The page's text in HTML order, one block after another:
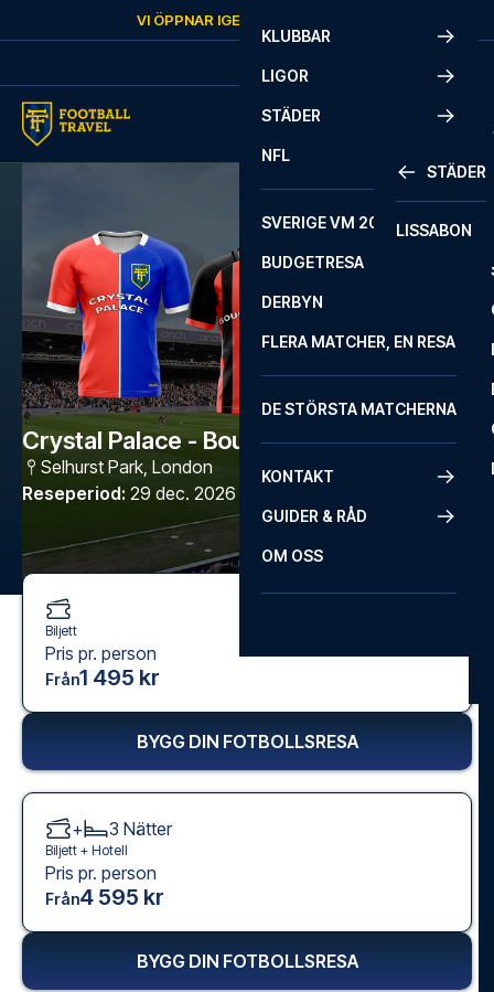
VI ÖPPNAR IGEN
KLUBBAR
LIGOR
STÄDER
STÄDER
LISSABON
NFL
SVERIGE VM 2026
BUDGETRESA
DERBYN
FLERA MATCHER, EN RESA
DE STÖRSTA MATCHERNA
KONTAKT
GUIDER & RÅD
OM OSS
Crystal Palace - Bournemouth
Selhurst Park, London
Reseperiod: 29 dec. 2026 - 1 jan. 2027
Biljett
Pris pr. person
Från1 495 kr
BYGG DIN FOTBOLLSRESA
+ 3 Nätter
Biljett + Hotell
Pris pr. person
Från4 595 kr
BYGG DIN FOTBOLLSRESA